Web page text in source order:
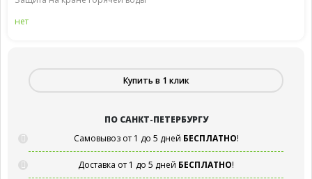
нет
Купить в 1 клик
ПО САНКТ-ПЕТЕРБУРГУ
Самовывоз от 1 до 5 дней БЕСПЛАТНО!
Доставка от 1 до 5 дней БЕСПЛАТНО!